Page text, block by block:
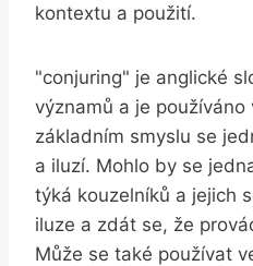
kontextu a použití.
"conjuring" je anglické
významů a je
základním smyslu se
a iluzí. Mohlo by se
týká kouzelníků a jejich
iluze a zdát se, že
Může se také používat